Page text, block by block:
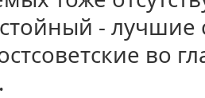
- лучшие
во